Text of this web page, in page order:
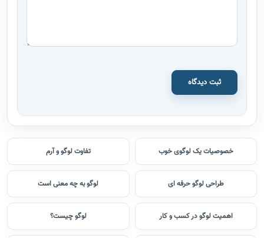
ثبت دیدگاه
خصوصیات یک لوگوی خوب تفاوت لوگو و آرم
طراحی لوگو حرفه ای لوگو به چه معنی است
اهمیت لوگو در کسب و کار لوگو چیست؟